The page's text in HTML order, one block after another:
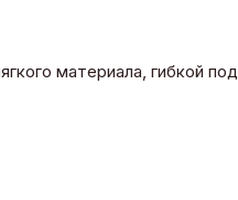
материала, гибкой